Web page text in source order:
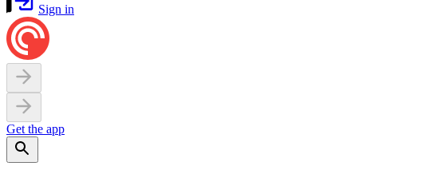
Sign in
Get the app